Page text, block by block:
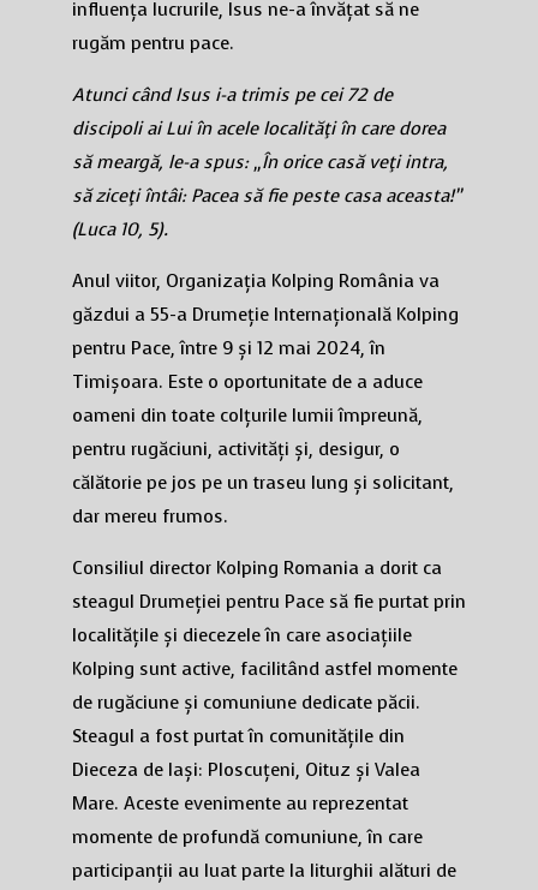
influența lucrurile, Isus ne-a învățat să ne
rugăm pentru pace.
Atunci când Isus i-a trimis pe cei 72 de
discipoli ai Lui în acele localităţi în care dorea
să meargă, le-a spus: „În orice casă veţi intra,
să ziceţi întâi: Pacea să fie peste casa aceasta!”
(Luca 10, 5).
Anul viitor, Organizația Kolping România va
găzdui a 55-a Drumeție Internațională Kolping
pentru Pace, între 9 și 12 mai 2024, în
Timișoara. Este o oportunitate de a aduce
oameni din toate colțurile lumii împreună,
pentru rugăciuni, activități și, desigur, o
călătorie pe jos pe un traseu lung și solicitant,
dar mereu frumos.
Consiliul director Kolping Romania a dorit ca
steagul Drumeției pentru Pace să fie purtat prin
localitățile și diecezele în care asociațiile
Kolping sunt active, facilitând astfel momente
de rugăciune și comuniune dedicate păcii.
Steagul a fost purtat în comunitățile din
Dieceza de Iași: Ploscuțeni, Oituz și Valea
Mare. Aceste evenimente au reprezentat
momente de profundă comuniune, în care
participanții au luat parte la liturghii alături de